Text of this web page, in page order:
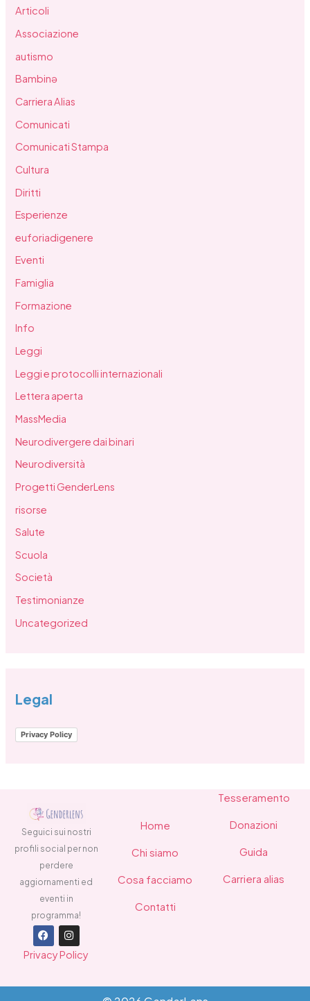
Articoli
Associazione
autismo
Bambinə
Carriera Alias
Comunicati
Comunicati Stampa
Cultura
Diritti
Esperienze
euforiadigenere
Eventi
Famiglia
Formazione
Info
Leggi
Leggi e protocolli internazionali
Lettera aperta
MassMedia
Neurodivergere dai binari
Neurodiversità
Progetti GenderLens
risorse
Salute
Scuola
Società
Testimonianze
Uncategorized
Legal
Privacy Policy
Seguici sui nostri
profili social per non
perdere
aggiornamenti ed
eventi in
programma!
F
a
c
o
I
n
s
g
Privacy Policy
Home
Chi siamo
Cosa facciamo
Contatti
Tesseramento
Donazioni
Guida
Carriera alias